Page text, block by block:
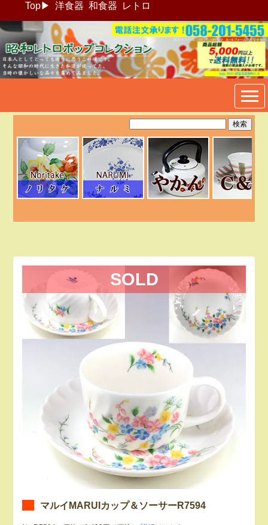
Top▶ 洋食器 和食器 レトロ
昭和レトロポップ食器生活雑
貨通販＠フリマート
SOLD
マルイMARUIカップ＆ソーサーR7594